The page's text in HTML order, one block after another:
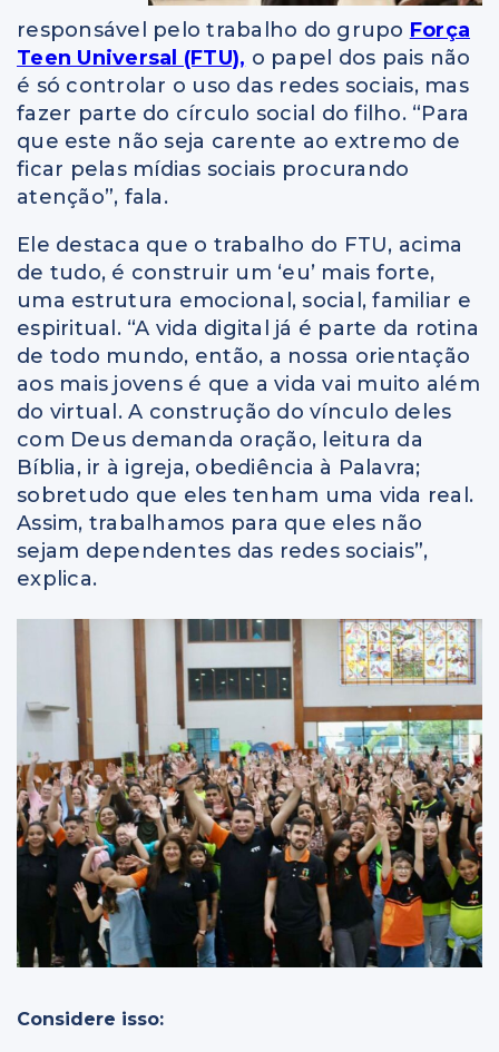
responsável pelo trabalho do grupo Força
Teen Universal (FTU), o papel dos pais não
é só controlar o uso das redes sociais, mas
fazer parte do círculo social do filho. “Para
que este não seja carente ao extremo de
ficar pelas mídias sociais procurando
atenção”, fala.
Ele destaca que o trabalho do FTU, acima
de tudo, é construir um ‘eu’ mais forte,
uma estrutura emocional, social, familiar e
espiritual. “A vida digital já é parte da rotina
de todo mundo, então, a nossa orientação
aos mais jovens é que a vida vai muito além
do virtual. A construção do vínculo deles
com Deus demanda oração, leitura da
Bíblia, ir à igreja, obediência à Palavra;
sobretudo que eles tenham uma vida real.
Assim, trabalhamos para que eles não
sejam dependentes das redes sociais”,
explica.
Considere isso: